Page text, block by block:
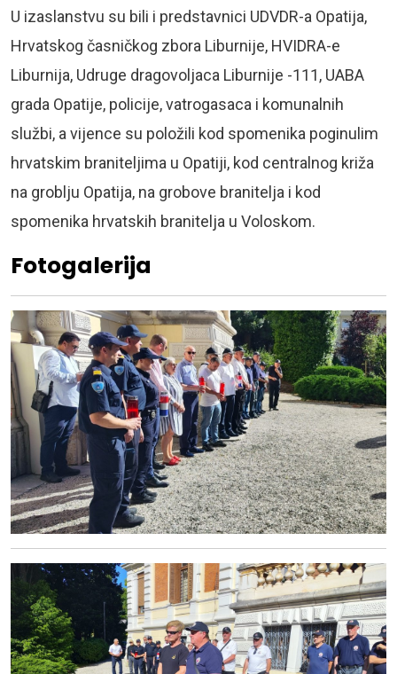
U izaslanstvu su bili i predstavnici UDVDR-a Opatija,
Hrvatskog časničkog zbora Liburnije, HVIDRA-e
Liburnija, Udruge dragovoljaca Liburnije -111, UABA
grada Opatije, policije, vatrogasaca i komunalnih
službi, a vijence su položili kod spomenika poginulim
hrvatskim braniteljima u Opatiji, kod centralnog križa
na groblju Opatija, na grobove branitelja i kod
spomenika hrvatskih branitelja u Voloskom.
Fotogalerija